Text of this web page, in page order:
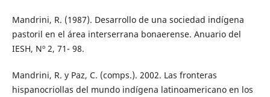
Mandrini, R. (1987). Desarrollo de una sociedad indígena
pastoril en el área interserrana bonaerense. Anuario del
IESH, Nº 2, 71- 98.
Mandrini, R. y Paz, C. (comps.). 2002. Las fronteras
hispanocriollas del mundo indígena latinoamericano en los